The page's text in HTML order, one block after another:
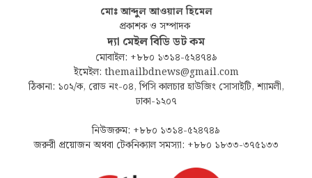
মোঃ আব্দুল আওয়াল হিমেল
প্রকাশক ও সম্পাদক
দ্যা মেইল বিডি ডট কম
মোবাইল: +৮৮০ ১৩১৪-৫২৪৭৪৯
ইমেইল: themailbdnews@gmail.com
ঠিকানা: ১০২/ক, রোড নং-০৪, পিসি কালচার হাউজিং সোসাইটি, শ্যামলী,
ঢাকা-১২০৭
নিউজরুম: +৮৮০ ১৩১৪-৫২৪৭৪৯
জরুরী প্রয়োজন অথবা টেকনিক্যাল সমস্যা: +৮৮০ ১৮৩৩-৩৭৫১৩৩